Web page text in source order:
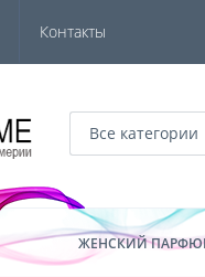
Контакты
Все категории
ЖЕНСКИЙ